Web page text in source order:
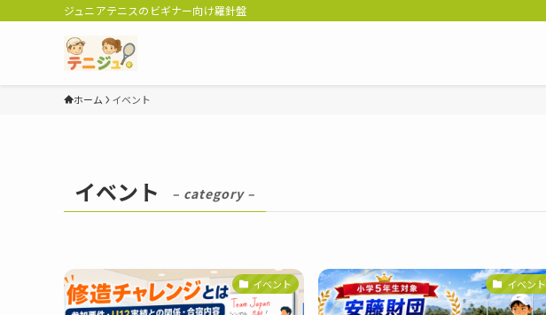
ジュニアテニスのビギナー向け羅針盤
ホーム イベント
イベント – category –
イベント イベント